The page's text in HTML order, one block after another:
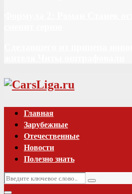
Vk
Главная
Зарубежные
Отечественные
Новости
Полезно знать
Искать:
Поиск